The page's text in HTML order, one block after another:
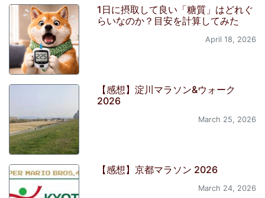
1日に摂取して良い「糖質」はどれぐ
らいなのか？目安を計算してみた
April 18, 2026
【感想】淀川マラソン&ウォーク
2026
March 25, 2026
【感想】京都マラソン 2026
March 24, 2026